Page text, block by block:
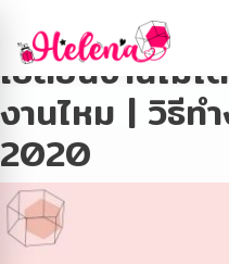
Tag:เครียดงาน
เปลี่ยนงานไม่
งานไหม | วิธีท
2020